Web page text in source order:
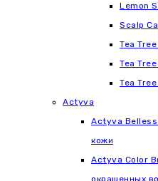
Lemon
Scalp
Tea
Tea
Tea
Actyva
Actyva
кожи
Actyva Color
окрашенных